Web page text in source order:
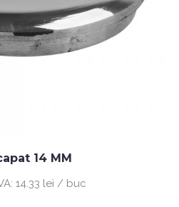
14 MM
14.33 lei / buc